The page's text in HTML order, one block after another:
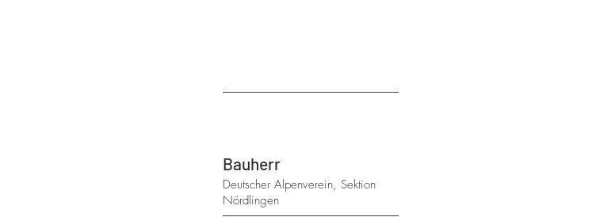
Bauherr
Deutscher Alpenverein, Sektion
Nördlingen